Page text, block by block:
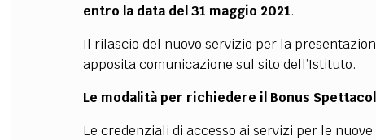
entro la data del 31 maggio 2021.
Il rilascio del nuovo servizio per la
apposita comunicazione sul sito dell’Istituto.
Le modalità per richiedere il Bonus
Le credenziali di accesso ai servizi per le